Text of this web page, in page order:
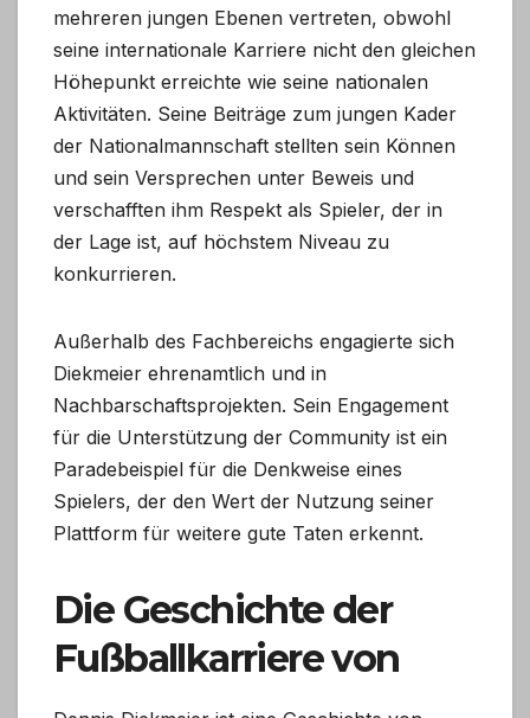
mehreren jungen Ebenen vertreten, obwohl
seine internationale Karriere nicht den gleichen
Höhepunkt erreichte wie seine nationalen
Aktivitäten. Seine Beiträge zum jungen Kader
der Nationalmannschaft stellten sein Können
und sein Versprechen unter Beweis und
verschafften ihm Respekt als Spieler, der in
der Lage ist, auf höchstem Niveau zu
konkurrieren.
Außerhalb des Fachbereichs engagierte sich
Diekmeier ehrenamtlich und in
Nachbarschaftsprojekten. Sein Engagement
für die Unterstützung der Community ist ein
Paradebeispiel für die Denkweise eines
Spielers, der den Wert der Nutzung seiner
Plattform für weitere gute Taten erkennt.
Die Geschichte der
Fußballkarriere von